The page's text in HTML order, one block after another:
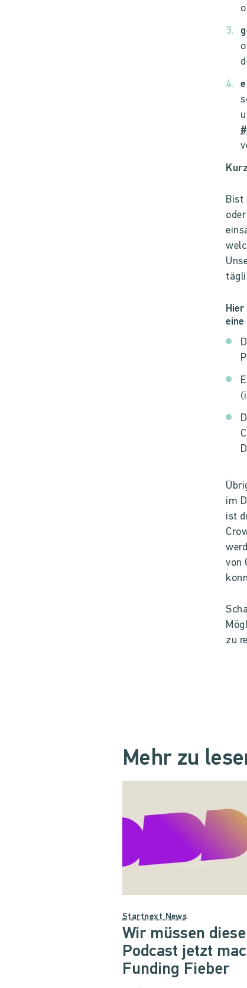
Bist
eine
im
ist
von
zu
Mehr zu
Startnext News
Wir müssen
Podcast jetzt
Funding Fieber